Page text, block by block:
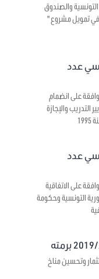
بين الجمهورية التونسية والصندوق
في تمويل مشروع "
عدد
على انضمام
التدريب والإجازة
عدد
على الاتفاقية
حكومة الجمهورية التونسية وحكومة
وتحسين مناخ